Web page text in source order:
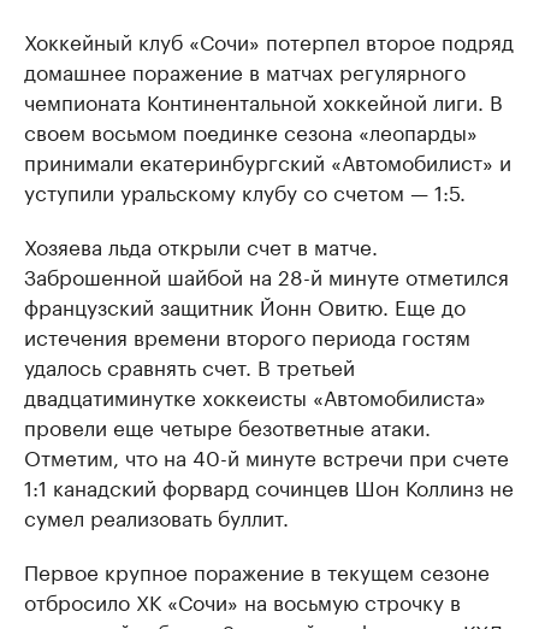
Хоккейный клуб «Сочи» потерпел второе подряд
домашнее поражение в матчах регулярного
чемпионата Континентальной хоккейной лиги. В
своем восьмом поединке сезона «леопарды»
принимали екатеринбургский «Автомобилист» и
уступили уральскому клубу со счетом — 1:5.
Хозяева льда открыли счет в матче.
Заброшенной шайбой на 28-й минуте отметился
французский защитник Йонн Овитю. Еще до
истечения времени второго периода гостям
удалось сравнять счет. В третьей
двадцатиминутке хоккеисты «Автомобилиста»
провели еще четыре безответные атаки.
Отметим, что на 40-й минуте встречи при счете
1:1 канадский форвард сочинцев Шон Коллинз не
сумел реализовать буллит.
Первое крупное поражение в текущем сезоне
отбросило ХК «Сочи» на восьмую строчку в